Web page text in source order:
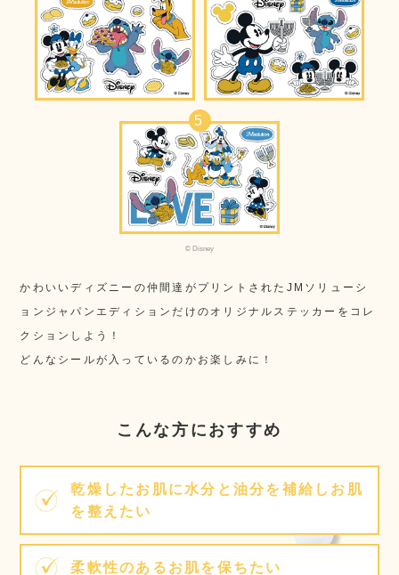
5
© Disney
かわいいディズニーの仲間達がプリントされた JMソリューシ
ョンジャパンエディションだけのオリジナルステッカーをコレ
クションしよう！
どんなシールが入っているのかお楽しみに！
こんな方におすすめ
乾燥したお肌に水分と油分を補給しお肌
を整えたい
柔軟性のあるお肌を保ちたい